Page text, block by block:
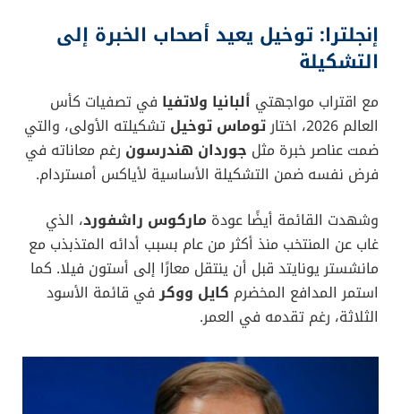
إنجلترا: توخيل يعيد أصحاب الخبرة إلى
التشكيلة
مع اقتراب مواجهتي ألبانيا ولاتفيا في تصفيات كأس
العالم 2026، اختار
توماس توخيل تشكيلته الأولى، والتي
ضمت عناصر خبرة مثل جوردان هندرسون رغم معاناته في
فرض نفسه ضمن التشكيلة الأساسية لأياكس أمستردام.
وشهدت القائمة أيضًا عودة ماركوس راشفورد، الذي
غاب عن المنتخب منذ أكثر من عام بسبب أدائه المتذبذب مع
مانشستر يونايتد قبل أن ينتقل معارًا إلى أستون فيلا. كما
استمر المدافع المخضرم كايل ووكرفي قائمة الأسود
الثلاثة، رغم تقدمه في العمر.